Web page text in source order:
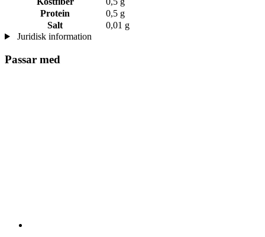
Protein
0,5 g
Salt
0,01 g
Juridisk information
Passar med